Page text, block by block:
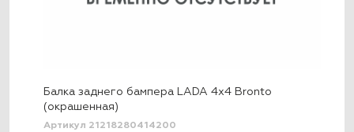
Балка заднего бампера LADA 4x4 Bronto
(окрашенная)
Артикул 21218280414200